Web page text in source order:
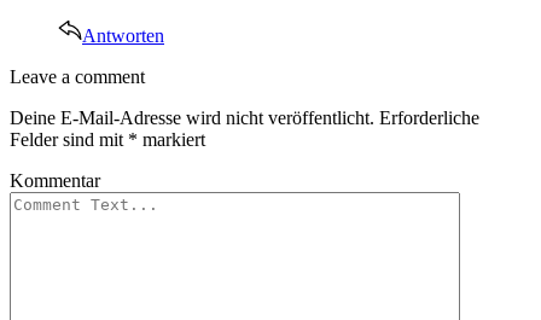
Antworten
Leave
comment
Leave a comment
Deine E-Mail-Adresse wird nicht veröffentlicht. Erforderliche
Felder sind mit * markiert
Kommentar